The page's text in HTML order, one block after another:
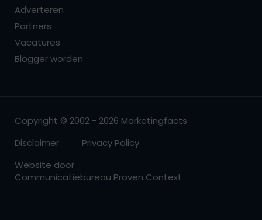
Adverteren
Partners
Vacatures
Blogger worden
Copyright © 2002 - 2026 Marketingfacts
Disclaimer
Privacy Policy
Website door
Communicatiebureau Proven Context